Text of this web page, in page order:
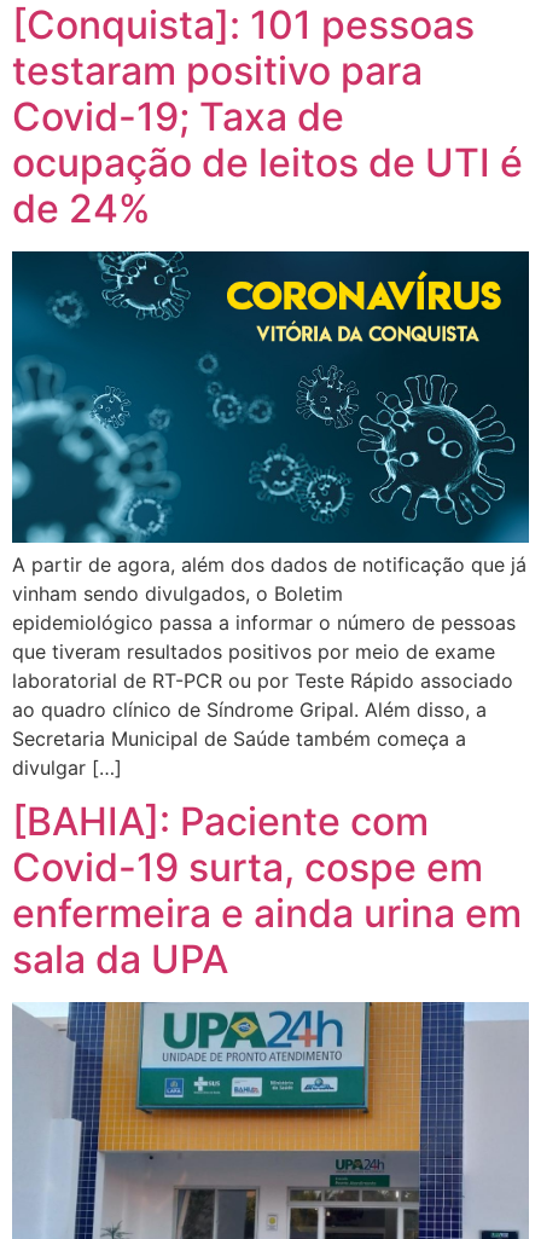
[Conquista]: 101 pessoas
testaram positivo para
Covid-19; Taxa de
ocupação de leitos de UTI é
de 24%
A partir de agora, além dos dados de notificação que já
vinham sendo divulgados, o Boletim
epidemiológico passa a informar o número de pessoas
que tiveram resultados positivos por meio de exame
laboratorial de RT-PCR ou por Teste Rápido associado
ao quadro clínico de Síndrome Gripal. Além disso, a
Secretaria Municipal de Saúde também começa a
divulgar […]
[BAHIA]: Paciente com
Covid-19 surta, cospe em
enfermeira e ainda urina em
sala da UPA